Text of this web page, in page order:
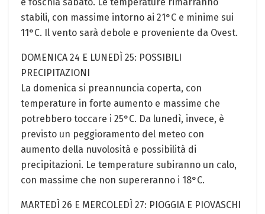
stabili, con massime intorno ai 21°C e minime sui
11°C. Il vento sarà debole e proveniente da Ovest.
DOMENICA 24 E LUNEDÌ 25: POSSIBILI
PRECIPITAZIONI
La domenica si preannuncia coperta, con
temperature in forte aumento e massime che
potrebbero toccare i 25°C. Da lunedì, invece, è
previsto un peggioramento del meteo con
aumento della nuvolosità e possibilità di
precipitazioni. Le temperature subiranno un calo,
con massime che non supereranno i 18°C.
MARTEDÌ 26 E MERCOLEDÌ 27: PIOGGIA E PIOVASCHI